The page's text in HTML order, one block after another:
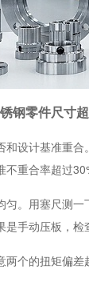
钢零件尺寸
和设计基准重
重合率超过
匀。用塞尺测
手动压板，检
个的扭矩偏差